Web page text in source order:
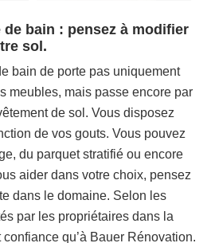
bain : pensez à modifier
sol.
bain de porte pas uniquement
meubles, mais passe encore par
de sol. Vous disposez
de vos gouts. Vous pouvez
du parquet stratifié ou encore
aider dans votre choix, pensez
dans le domaine. Selon les
par les propriétaires dans la
qu’à Bauer Rénovation.